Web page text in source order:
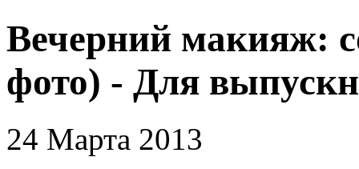
Вечерний макияж:
фото) - Для
24 Марта 2013